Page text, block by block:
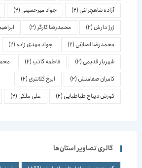
آزاده شاهچراغی(2) جواد میرحسینی(2)
ژرژ دارش(2) محمدرضا کارگر(2) ابراهیم
محمدرضا اصلانی(2) جواد مهدی زاده(2)
شهریار قدیمی(2) فاطمه کاتب(2)
کامران صفامنش(2) ایرج کلانتری(2)
کورش دیباج طباطبایی(2) علی ملکی(2)
گالری تصاویر استان‌ها